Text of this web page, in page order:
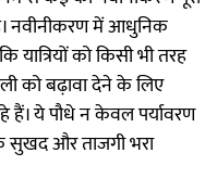
नवीनीकरण में आधुनिक
यात्रियों को किसी भी तरह
को बढ़ावा देने के लिए
हैं। ये पौधे न केवल पर्यावरण
सुखद और ताजगी भरा